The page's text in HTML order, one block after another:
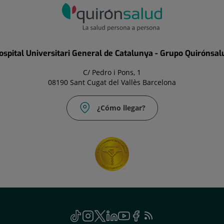
Universitari General de Catalunya - Grupo
C/ Pedro i Pons, 1
08190 Sant Cugat del Vallès Barcelona
¿Cómo llegar?
TikTok
EsteInstagram
EsteTwitter
EsteLinkedin
EsteYoutube
EsteFacebook
Este Feed
Este